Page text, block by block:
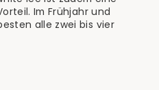
Im Frühjahr und
alle zwei bis vier